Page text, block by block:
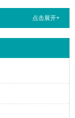
点击展开+